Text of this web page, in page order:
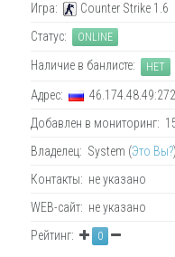
Игра:
Counter Strike 1.6
Статус:
ONLINE
Наличие в банлисте: НЕТ
Адрес:
Добавлен в мониторинг:
Владелец: System (Это Вы?
Контакты: не указано
WEB-сайт: не указано
Рейтинг:
0